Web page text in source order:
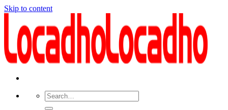
Skip to content